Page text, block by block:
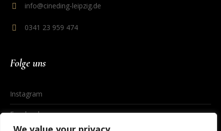
info@cineding-leipzig.de
0341 23 959 474
Folge uns
Instagram
Facebook